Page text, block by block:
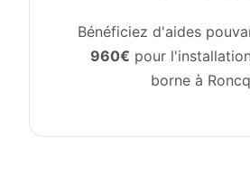
Bénéficiez d'aides
960€ pour
borne à